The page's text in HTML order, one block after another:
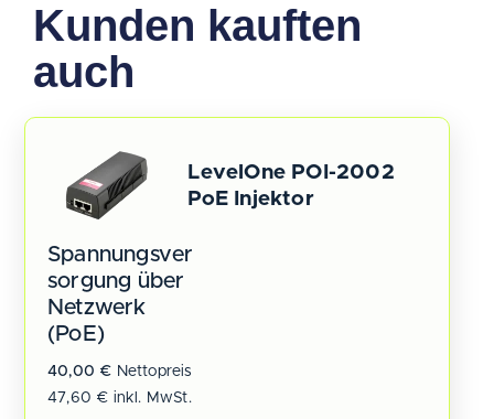
Kunden kauften
auch
LevelOne POI-2002
PoE Injektor
Spannungsver
sorgung über
Netzwerk
(PoE)
40,00 € Nettopreis
47,60 € inkl. MwSt.